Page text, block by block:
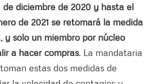
de diciembre de 2020 y hasta el
de 2021 se retomará la medida
y solo un miembro por núcleo
a hacer compras. La mandataria
estas dos medidas de